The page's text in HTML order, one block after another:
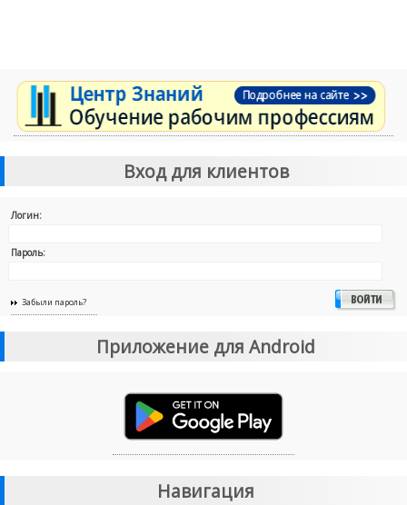
Вход для клиентов
Логин:
Пароль:
Забыли пароль?
Приложение для Android
Навигация